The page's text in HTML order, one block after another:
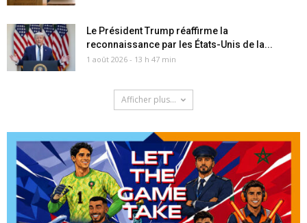
Le Président Trump réaffirme la
reconnaissance par les États-Unis de la...
1 août 2026 - 13 h 47 min
Afficher plus...